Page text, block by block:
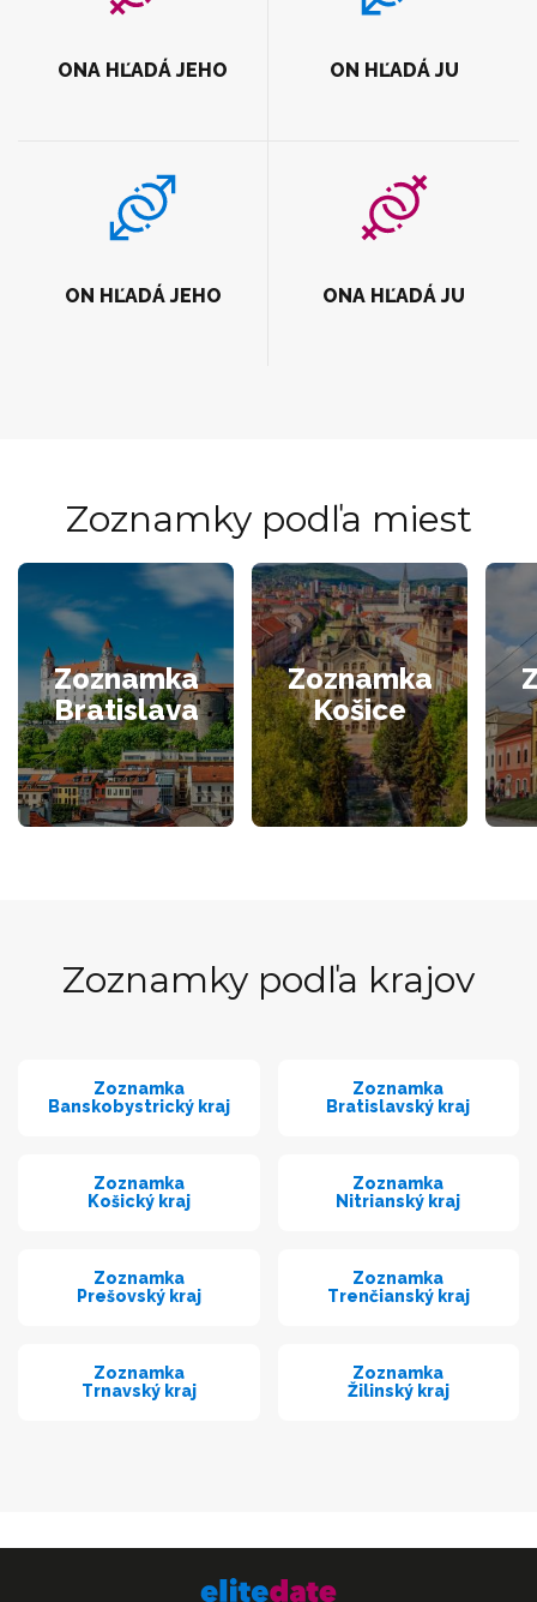
ONA HĽADÁ JEHO ON HĽADÁ JU
ON HĽADÁ JEHO ONA HĽADÁ JU
Zoznamky podľa miest
Zoznamka
Bratislava
Zoznamka
Košice
Zoznamky podľa krajov
Zoznamka
Banskobystrický kraj
Zoznamka
Bratislavský kraj
Zoznamka
Košický kraj
Zoznamka
Nitrianský kraj
Zoznamka
Prešovský kraj
Zoznamka
Trenčianský kraj
Zoznamka
Trnavský kraj
Zoznamka
Žilinský kraj